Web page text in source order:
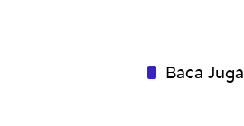
Baca Juga